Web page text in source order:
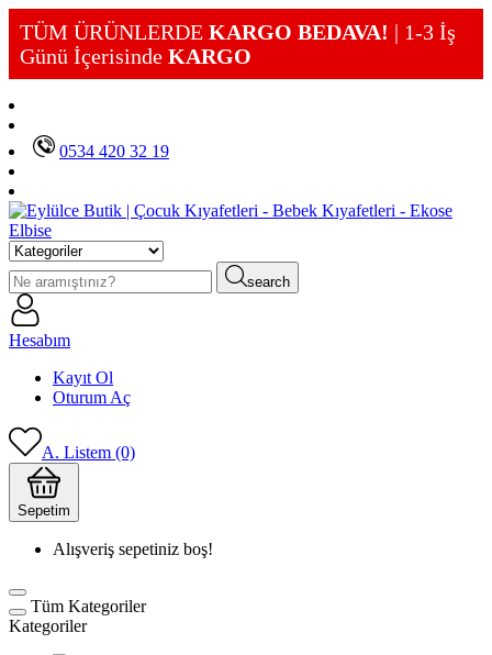
TÜM ÜRÜNLERDE KARGO BEDAVA! | 1-3 İş
Günü İçerisinde KARGO
0534 420 32 19
search
Hesabım
Kayıt Ol
Oturum Aç
A. Listem (0)
Sepetim
Alışveriş sepetiniz boş!
Tüm Kategoriler
Kategoriler